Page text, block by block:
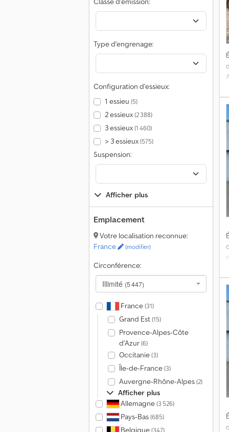
Type d'engrenage:
Configuration d'essieux:
1 essieu (5)
2 essieux(2 388)
3 essieux(1 460)
> 3 essieux(575)
Suspension:
Afficher plus
Emplacement
Votre localisation reconnue:
France
(modifier)
Circonférence:
Illimité (5 447)
France(31)
Grand Est(15)
Provence-Alpes-Côte
d'Azur(6)
Occitanie(3)
Île-de-France(3)
Auvergne-Rhône-Alpes(2)
Afficher plus
Allemagne(3 526)
Pays-Bas(685)
Belgique(347)